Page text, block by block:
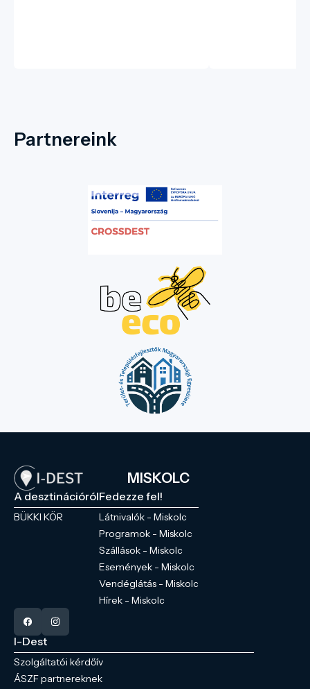
Partnereink
MISKOLC
A desztinációról
BÜKKI KÖR
Fedezze fel!
Látnivalók - Miskolc
Programok - Miskolc
Szállások - Miskolc
Események - Miskolc
Vendéglátás - Miskolc
Hírek - Miskolc
I-Dest
Szolgáltatói kérdőív
ÁSZF partnereknek